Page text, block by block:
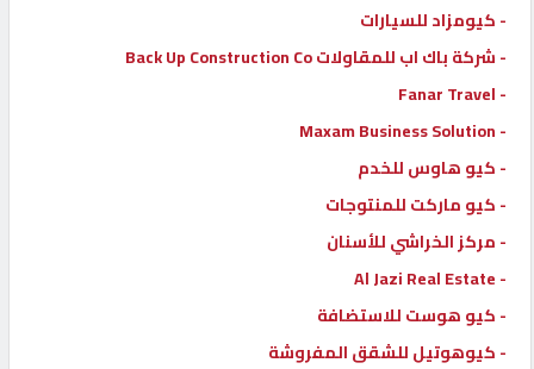
الدليل
القطري
POWERED
QHOST
- كيومزاد للسيارات
- شركة باك اب للمقاولات Back Up Construction Co
- Fanar Travel
- Maxam Business Solution
- كيو هاوس للخدم
- كيو ماركت للمنتوجات
- مركز الخراشي للأسنان
- Al Jazi Real Estate
- كيو هوست للاستضافة
- كيوهوتيل للشقق المفروشة